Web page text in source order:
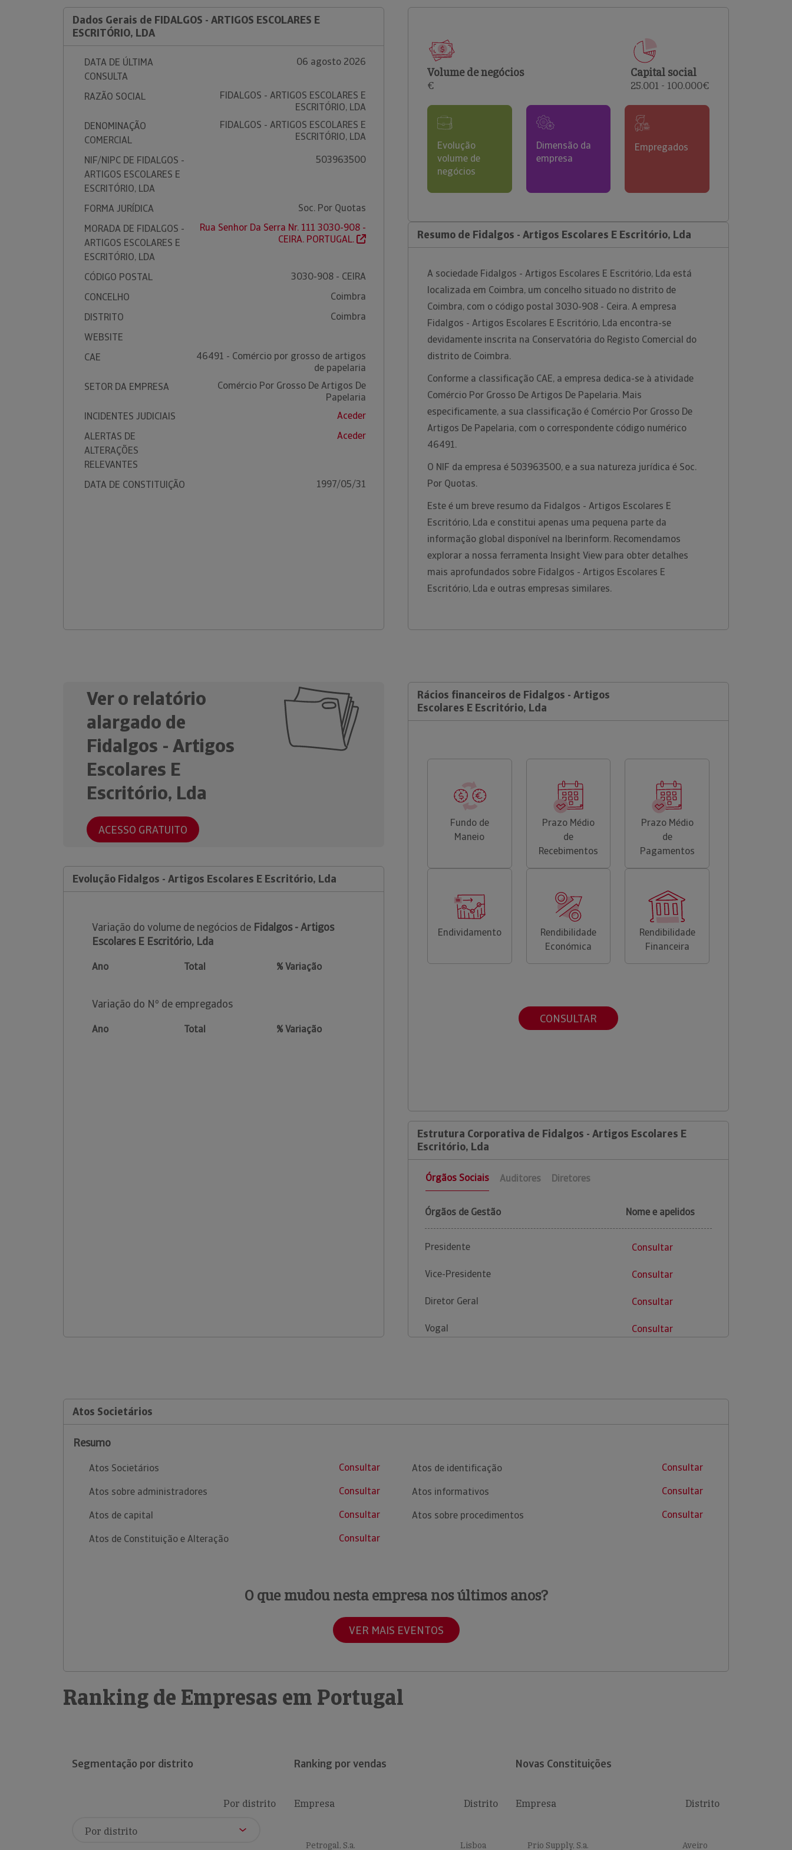
comerciais e analisar o risco de incumprimento dos
Dados Gerais de FIDALGOS - ARTIGOS ESCOLARES E
ESCRITÓRIO, LDA
DATA DE ÚLTIMA
CONSULTA
06 agosto 2026
RAZÃO SOCIAL
FIDALGOS - ARTIGOS ESCOLARES E
ESCRITÓRIO, LDA
DENOMINAÇÃO
COMERCIAL
FIDALGOS - ARTIGOS ESCOLARES E
ESCRITÓRIO, LDA
NIF/NIPC DE FIDALGOS -
ARTIGOS ESCOLARES E
ESCRITÓRIO, LDA
503963500
FORMA JURÍDICA
Soc. Por Quotas
MORADA DE FIDALGOS -
ARTIGOS ESCOLARES E
ESCRITÓRIO, LDA
Rua Senhor Da Serra Nr. 111 3030-908 -
CEIRA. PORTUGAL.
CÓDIGO POSTAL
3030-908 - CEIRA
CONCELHO
Coimbra
DISTRITO
Coimbra
WEBSITE
CAE
46491 - Comércio por grosso de artigos
de papelaria
SETOR DA EMPRESA
Comércio Por Grosso De Artigos De
Papelaria
INCIDENTES JUDICIAIS
Aceder
ALERTAS DE
ALTERAÇÕES
RELEVANTES
Aceder
DATA DE CONSTITUIÇÃO 1997/05/31
Volume de negócios
€
Capital social
25.001 - 100.000€
Evolução
volume de
negócios
Dimensão da
empresa
Empregados
Resumo de Fidalgos - Artigos Escolares E Escritório, Lda
A sociedade Fidalgos - Artigos Escolares E Escritório, Lda está
localizada em Coimbra, um concelho situado no distrito de
Coimbra, com o código postal 3030-908 - Ceira. A empresa
Fidalgos - Artigos Escolares E Escritório, Lda encontra-se
devidamente inscrita na Conservatória do Registo Comercial do
distrito de Coimbra.
Conforme a classificação CAE, a empresa dedica-se à atividade
Comércio Por Grosso De Artigos De Papelaria. Mais
especificamente, a sua classificação é Comércio Por Grosso De
Artigos De Papelaria, com o correspondente código numérico
46491.
O NIF da empresa é 503963500, e a sua natureza jurídica é Soc.
Por Quotas.
Este é um breve resumo da Fidalgos - Artigos Escolares E
Escritório, Lda e constitui apenas uma pequena parte da
informação global disponível na Iberinform. Recomendamos
explorar a nossa ferramenta Insight View para obter detalhes
mais aprofundados sobre Fidalgos - Artigos Escolares E
Escritório, Lda e outras empresas similares.
Ver o relatório
alargado de
Fidalgos - Artigos
Escolares E
Escritório, Lda
ACESSO GRATUITO
Evolução Fidalgos - Artigos Escolares E Escritório, Lda
Variação do volume de negócios de Fidalgos - Artigos
Escolares E Escritório, Lda
Ano Total % Variação
Variação do Nº de empregados
Ano Total % Variação
Rácios financeiros de Fidalgos - Artigos
Escolares E Escritório, Lda
Fundo de
Maneio
Prazo Médio
de
Recebimentos
Prazo Médio
de
Pagamentos
Endividamento
Rendibilidade
Económica
Rendibilidade
Financeira
CONSULTAR
Estrutura Corporativa de Fidalgos - Artigos Escolares E
Escritório, Lda
Órgãos Sociais Auditores Diretores
Órgãos de Gestão Nome e apelidos
Presidente Consultar
Vice-Presidente Consultar
Diretor Geral Consultar
Vogal Consultar
Atos Societários
Resumo
Atos Societários
Consultar
Atos sobre administradores
Consultar
Atos de capital
Consultar
Atos de Constituição e Alteração
Consultar
Atos de identificação
Consultar
Atos informativos
Consultar
Atos sobre procedimentos
Consultar
O que mudou nesta empresa nos últimos anos?
VER MAIS EVENTOS
Ranking de Empresas em Portugal
Segmentação por distrito
Por distrito
Ranking por vendas
Empresa Distrito
Petrogal, S.a. Lisboa
Novas Constituições
Empresa Distrito
Prio Supply, S.a. Aveiro